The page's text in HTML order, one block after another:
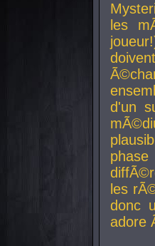
les
d'un
les
donc
adore